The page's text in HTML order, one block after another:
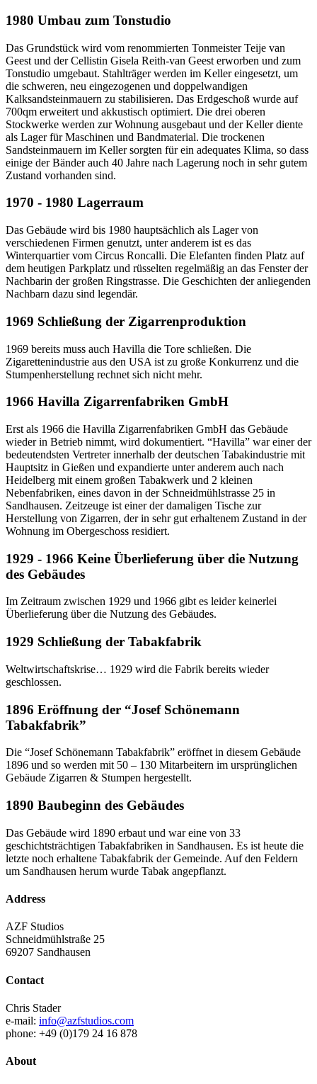
1980 Umbau zum Tonstudio
Das Grundstück wird vom renommierten Tonmeister Teije van
Geest und der Cellistin Gisela Reith-van Geest erworben und zum
Tonstudio umgebaut. Stahlträger werden im Keller eingesetzt, um
die schweren, neu eingezogenen und doppelwandigen
Kalksandsteinmauern zu stabilisieren. Das Erdgeschoß wurde auf
700qm erweitert und akkustisch optimiert. Die drei oberen
Stockwerke werden zur Wohnung ausgebaut und der Keller diente
als Lager für Maschinen und Bandmaterial. Die trockenen
Sandsteinmauern im Keller sorgten für ein adequates Klima, so dass
einige der Bänder auch 40 Jahre nach Lagerung noch in sehr gutem
Zustand vorhanden sind.
1970 - 1980 Lagerraum
Das Gebäude wird bis 1980 hauptsächlich als Lager von
verschiedenen Firmen genutzt, unter anderem ist es das
Winterquartier vom Circus Roncalli. Die Elefanten finden Platz auf
dem heutigen Parkplatz und rüsselten regelmäßig an das Fenster der
Nachbarin der großen Ringstrasse. Die Geschichten der anliegenden
Nachbarn dazu sind legendär.
1969 Schließung der Zigarrenproduktion
1969 bereits muss auch Havilla die Tore schließen. Die
Zigarettenindustrie aus den USA ist zu große Konkurrenz und die
Stumpenherstellung rechnet sich nicht mehr.
1966 Havilla Zigarrenfabriken GmbH
Erst als 1966 die Havilla Zigarrenfabriken GmbH das Gebäude
wieder in Betrieb nimmt, wird dokumentiert. “Havilla” war einer der
bedeutendsten Vertreter innerhalb der deutschen Tabakindustrie mit
Hauptsitz in Gießen und expandierte unter anderem auch nach
Heidelberg mit einem großen Tabakwerk und 2 kleinen
Nebenfabriken, eines davon in der Schneidmühlstrasse 25 in
Sandhausen. Zeitzeuge ist einer der damaligen Tische zur
Herstellung von Zigarren, der in sehr gut erhaltenem Zustand in der
Wohnung im Obergeschoss residiert.
1929 - 1966 Keine Überlieferung über die Nutzung
des Gebäudes
Im Zeitraum zwischen 1929 und 1966 gibt es leider keinerlei
Überlieferung über die Nutzung des Gebäudes.
1929 Schließung der Tabakfabrik
Weltwirtschaftskrise… 1929 wird die Fabrik bereits wieder
geschlossen.
1896 Eröffnung der “Josef Schönemann
Tabakfabrik”
Die “Josef Schönemann Tabakfabrik” eröffnet in diesem Gebäude
1896 und so werden mit 50 – 130 Mitarbeitern im ursprünglichen
Gebäude Zigarren & Stumpen hergestellt.
1890 Baubeginn des Gebäudes
Das Gebäude wird 1890 erbaut und war eine von 33
geschichtsträchtigen Tabakfabriken in Sandhausen. Es ist heute die
letzte noch erhaltene Tabakfabrik der Gemeinde. Auf den Feldern
um Sandhausen herum wurde Tabak angepflanzt.
Address
AZF Studios
Schneidmühlstraße 25
69207 Sandhausen
Contact
Chris Stader
e-mail: info@azfstudios.com
phone: +49 (0)179 24 16 878
About